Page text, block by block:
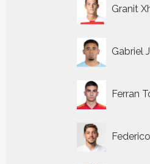
Granit
Gabriel
Ferran